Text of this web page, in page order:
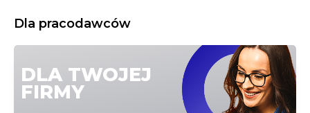
Dla pracodawców
DLA TWOJEJ
FIRMY